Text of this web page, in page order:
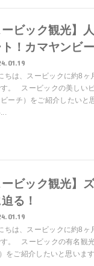
ービック観光】
ト！カマヤンビ
ちは、スービックに約8ヶ
す。 スービックの美しい
ーチ）をご紹介したいと
ービック観光】
る！
ちは、スービックに約8ヶ
す。 スービックの有名観
をご紹介したいと思いま